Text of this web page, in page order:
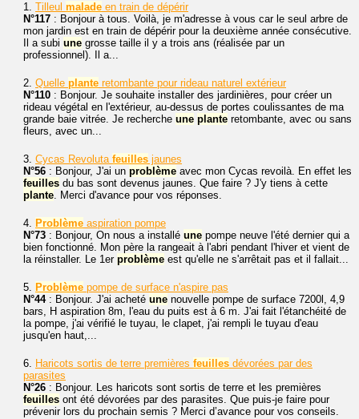
1. Tilleul malade en train de dépérir
N°117 : Bonjour à tous. Voilà, je m'adresse à vous car le seul arbre de
mon jardin est en train de dépérir pour la deuxième année consécutive.
Il a subi une grosse taille il y a trois ans (réalisée par un
professionnel). Il a...
2. Quelle plante retombante pour rideau naturel extérieur
N°110 : Bonjour. Je souhaite installer des jardinières, pour créer un
rideau végétal en l'extérieur, au-dessus de portes coulissantes de ma
grande baie vitrée. Je recherche une plante retombante, avec ou sans
fleurs, avec un...
3. Cycas Revoluta feuilles jaunes
N°56 : Bonjour, J'ai un problème avec mon Cycas revoilà. En effet les
feuilles du bas sont devenus jaunes. Que faire ? J'y tiens à cette
plante. Merci d'avance pour vos réponses.
4. Problème aspiration pompe
N°73 : Bonjour, On nous a installé une pompe neuve l'été dernier qui a
bien fonctionné. Mon père la rangeait à l'abri pendant l'hiver et vient de
la réinstaller. Le 1er problème est qu'elle ne s'arrêtait pas et il fallait...
5. Problème pompe de surface n'aspire pas
N°44: Bonjour. J'ai acheté une nouvelle pompe de surface 7200l, 4,9
bars, H aspiration 8m, l'eau du puits est à 6 m. J'ai fait l'étanchéité de
la pompe, j'ai vérifié le tuyau, le clapet, j'ai rempli le tuyau d'eau
jusqu'en haut,...
6. Haricots sortis de terre premières feuilles dévorées par des
parasites
N°26 : Bonjour. Les haricots sont sortis de terre et les premières
feuilles ont été dévorées par des parasites. Que puis-je faire pour
prévenir lors du prochain semis ? Merci d’avance pour vos conseils.